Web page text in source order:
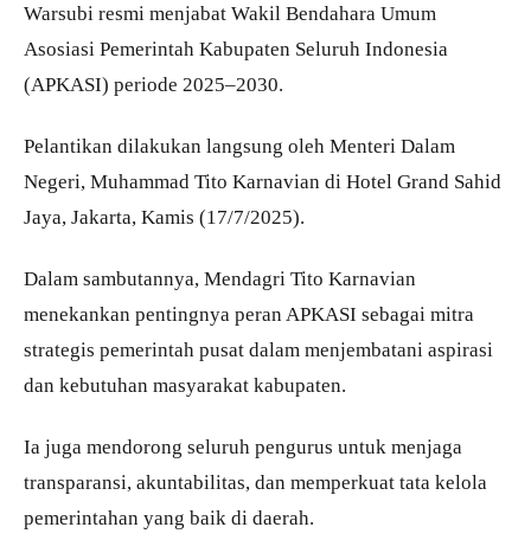
Warsubi resmi menjabat Wakil Bendahara Umum
Asosiasi Pemerintah Kabupaten Seluruh Indonesia
(APKASI) periode 2025–2030.
Pelantikan dilakukan langsung oleh Menteri Dalam
Negeri, Muhammad Tito Karnavian di Hotel Grand Sahid
Jaya, Jakarta, Kamis (17/7/2025).
Dalam sambutannya, Mendagri Tito Karnavian
menekankan pentingnya peran APKASI sebagai mitra
strategis pemerintah pusat dalam menjembatani aspirasi
dan kebutuhan masyarakat kabupaten.
Ia juga mendorong seluruh pengurus untuk menjaga
transparansi, akuntabilitas, dan memperkuat tata kelola
pemerintahan yang baik di daerah.